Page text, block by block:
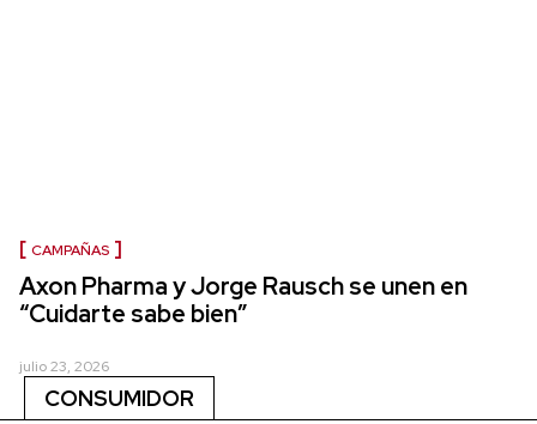
CAMPAÑAS
Axon Pharma y Jorge Rausch se unen en
“Cuidarte sabe bien”
julio 23, 2026
CONSUMIDOR